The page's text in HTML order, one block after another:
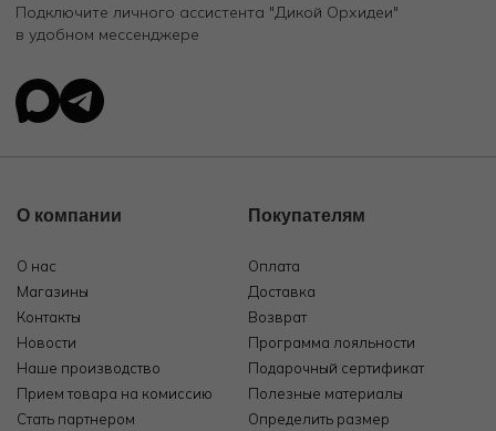
Подключите личного ассистента "Дикой Орхидеи"
в удобном мессенджере
О компании
О нас
Магазины
Контакты
Новости
Наше производство
Прием товара на комиссию
Стать партнером
Покупателям
Оплата
Доставка
Возврат
Программа лояльности
Подарочный сертификат
Полезные материалы
Определить размер